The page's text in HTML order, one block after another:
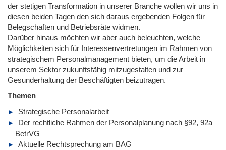
der stetigen Transformation in unserer Branche wollen wir uns in
diesen beiden Tagen den sich daraus ergebenden Folgen für
Belegschaften und Betriebsräte widmen.
Darüber hinaus möchten wir aber auch beleuchten, welche
Möglichkeiten sich für Interessenvertretungen im Rahmen von
strategischem Personalmanagement bieten, um die Arbeit in
unserem Sektor zukunftsfähig mitzugestalten und zur
Gesunderhaltung der Beschäftigten beizutragen.
Themen
Strategische Personalarbeit
Der rechtliche Rahmen der Personalplanung nach §92, 92a
BetrVG
Aktuelle Rechtsprechung am BAG